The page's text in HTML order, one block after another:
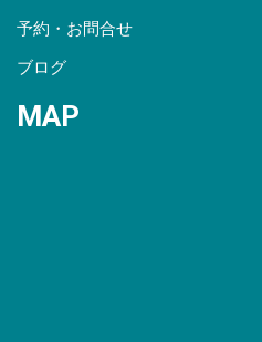
予約・お問合せ
ブログ
MAP